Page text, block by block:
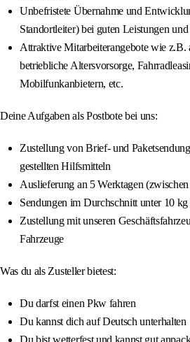
Unbefristete Übernahme und
Standortleiter) bei guten Leistungen
Attraktive Mitarbeiterangebote wie z.B.
betriebliche Altersvorsorge,
Mobilfunkanbietern, etc.
Deine Aufgaben als Postbote bei uns:
Zustellung von Brief- und
gestellten Hilfsmitteln
Auslieferung an 5 Werktagen
Sendungen im Durchschnitt unter 10 kg
Zustellung mit unseren
Fahrzeuge
Was du als Zusteller bietest:
Du darfst einen Pkw fahren
Du kannst dich auf Deutsch unterhalten